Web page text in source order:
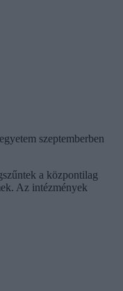
szeptemberben
a központilag
Az intézmények